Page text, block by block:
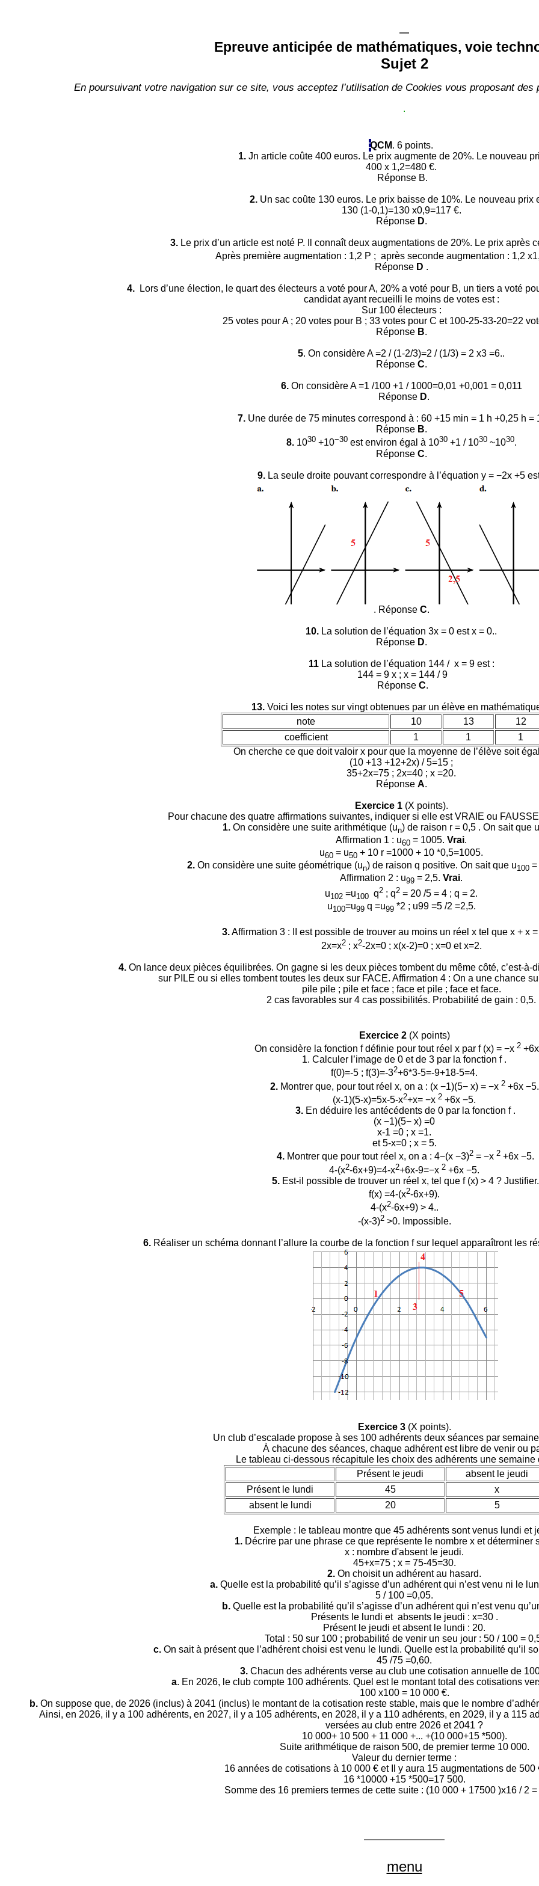
Epreuve anticipée de mathématiques, voie
Sujet 2
En poursuivant votre navigation sur ce site, vous acceptez l’utilisation de Cookies vous proposant des
.
QCM. 6 points.
1.Jn article coûte 400 euros. Le prix augmente de 20%. Le nouveau
400 x 1,2=480 €.
Réponse B.
2.Un sac coûte 130 euros. Le prix baisse de 10%. Le nouveau prix
130 (1-0,1)=130 x0,9=117 €.
Réponse D.
3. Le prix d’un article est noté P. Il connaît deux augmentations de 20%. Le prix après
Après première augmentation : 1,2 P ; après seconde augmentation : 1,2
Réponse D .
4. Lors d’une élection, le quart des électeurs a voté pour A, 20% a voté pour B, un tiers a voté
candidat ayant recueilli le moins de votes est :
Sur 100 électeurs :
25 votes pour A ; 20 votes pour B ; 33 votes pour C et 100-25-33-20=22
Réponse B.
5. On considère A =2 / (1-2/3)=2 / (1/3) = 2 x3 =6..
Réponse C.
6. On considère A =1 /100 +1 / 1000=0,01 +0,001 = 0,011
Réponse D.
7.Une durée de 75 minutes correspond à : 60 +15 min = 1 h +0,25 h =
Réponse B.
8.1030+10−30est environ égal à 1030+1 / 1030~1030.
Réponse C.
9. La seule droite pouvant correspondre à l’équation y = −2x +5
. Réponse C.
10. La solution de l’équation 3x = 0 est x = 0..
Réponse D.
11 La solution de l’équation 144 / x = 9 est :
144 = 9 x ; x = 144 / 9
Réponse C.
13. Voici les notes sur vingt obtenues par un élève en
note
10 13 12
coefficient
1 1 1
On cherche ce que doit valoir x pour que la moyenne de l’élève soit
(10 +13 +12+2x) / 5=15 ;
35+2x=75 ; 2x=40 ; x =20.
Réponse A.
Exercice 1 (X points).
Pour chacune des quatre affirmations suivantes, indiquer si elle est VRAIE ou
1. On considère une suite arithmétique (un) de raison r = 0,5 . On sait que u
Affirmation 1 : u60 = 1005. Vrai.
u60 = u50 + 10 r =1000 + 10 *0,5=1005.
2. On considère une suite géométrique (un) de raison q positive. On sait que u100 =
Affirmation 2 : u99 = 2,5. Vrai.
u102 =u100 q2 ; q2 = 20 /5 = 4 ; q = 2.
u100=u99q =u99*2 ; u99 =5 /2 =2,5.
3.Affirmation 3 : II est possible de trouver au moins un réel x tel que x + x =
2x=x2; x2-2x=0 ; x(x-2)=0 ; x=0 et x=2.
4.On lance deux pièces équilibrées. On gagne si les deux pièces tombent du même côté, c’est-à-
sur PILE ou si elles tombent toutes les deux sur FACE. Affirmation 4 : On a une chance
pile pile ; pile et face ; face et pile ; face et face.
2 cas favorables sur 4 cas possibilités. Probabilité de gain : 0,5.
Exercice 2(X points)
On considère la fonction f définie pour tout réel x par f (x) = −x2
1. Calculer l’image de 0 et de 3 par la fonction f .
f(0)=-5 ; f(3)=-32+6*3-5=-9+18-5=4.
2.Montrer que, pour tout réel x, on a : (x −1)(5− x) = −x2+6x −5.
(x-1)(5-x)=5x-5-x2+x= −x 2 +6x −5.
3. En déduire les antécédents de 0 par la fonction f .
(x −1)(5− x) =0
x-1 =0 ; x =1.
et 5-x=0 ; x = 5.
4. Montrer que pour tout réel x, on a : 4−(x −3)2 = −x 2 +6x −5.
4-(x2-6x+9)=4-x2+6x-9=−x 2 +6x −5.
5. Est-il possible de trouver un réel x, tel que f (x) > 4 ? Justifier.
f(x) =4-(x2-6x+9).
4-(x2-6x+9) > 4..
-(x-3)2>0. Impossible.
6. Réaliser un schéma donnant l’allure la courbe de la fonction f sur lequel apparaîtront les
Exercice 3(X points).
Un club d’escalade propose à ses 100 adhérents deux séances par
À chacune des séances, chaque adhérent est libre de venir ou
Le tableau ci-dessous récapitule les choix des adhérents une semaine
Présent le jeudi
absent le jeudi
Présent le lundi
45 x
absent le lundi
20 5
Exemple : le tableau montre que 45 adhérents sont venus lundi et
1. Décrire par une phrase ce que représente le nombre x et déterminer
x : nombre d'absent le jeudi.
45+x=75 ; x = 75-45=30.
2. On choisit un adhérent au hasard.
a. Quelle est la probabilité qu’il s’agisse d’un adhérent qui n’est venu ni le
5 / 100 =0,05.
b. Quelle est la probabilité qu’il s’agisse d’un adhérent qui n’est venu
Présents le lundi et absents le jeudi : x=30 .
Présent le jeudi et absent le lundi : 20.
Total : 50 sur 100 ; probabilité de venir un seu jour : 50 / 100 =
c. On sait à présent que l’adhérent choisi est venu le lundi. Quelle est la probabilité qu’il
45 /75 =0,60.
3.Chacun des adhérents verse au club une cotisation annuelle de
a. En 2026, le club compte 100 adhérents. Quel est le montant total des cotisations
100 x100 = 10 000 €.
b. On suppose que, de 2026 (inclus) à 2041 (inclus) le montant de la cotisation reste stable, mais que le nombre
Ainsi, en 2026, il y a 100 adhérents, en 2027, il y a 105 adhérents, en 2028, il y a 110 adhérents, en 2029, il y a 115
versées au club entre 2026 et 2041 ?
10 000+ 10 500 + 11 000 +... +(10 000+15 *500).
Suite arithmétique de raison 500, de premier terme 10 000.
Valeur du dernier terme :
16 années de cotisations à 10 000 € et Il y aura 15 augmentations de 500
16 *10000 +15 *500=17 500.
Somme des 16 premiers termes de cette suite : (10 000 + 17500 )x16 / 2
menu